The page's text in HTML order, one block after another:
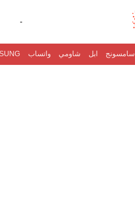
-
سامسونج ابل شاومي واتساب